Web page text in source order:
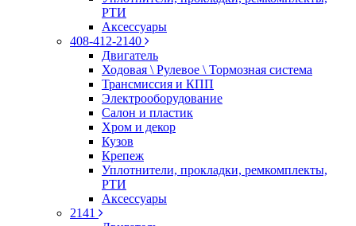
РТИ
Аксессуары
408-412-2140
Двигатель
Ходовая \ Рулевое \ Тормозная система
Трансмиссия и КПП
Электрооборудование
Салон и пластик
Хром и декор
Кузов
Крепеж
Уплотнители, прокладки, ремкомплекты,
РТИ
Аксессуары
2141